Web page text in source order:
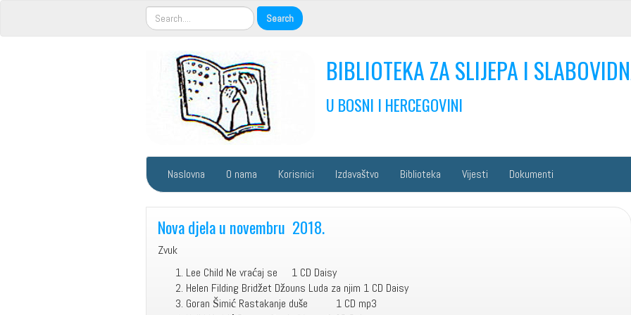
BIBLIOTEKA ZA SLIJEPA I
U BOSNI I HERCEGOVINI
Naslovna O nama Korisnici Izdavaštvo Biblioteka Vijesti Dokumenti
Nova djela u novembru 2018.
Zvuk
Lee Child Ne vraćaj se 1 CD Daisy
Helen Filding Bridžet Džouns Luda za njim 1 CD Daisy
Goran Šimić Rastakanje duše 1 CD mp3